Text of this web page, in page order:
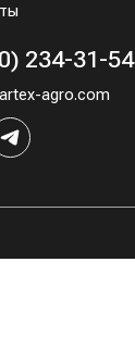
234-31-54
agro.com